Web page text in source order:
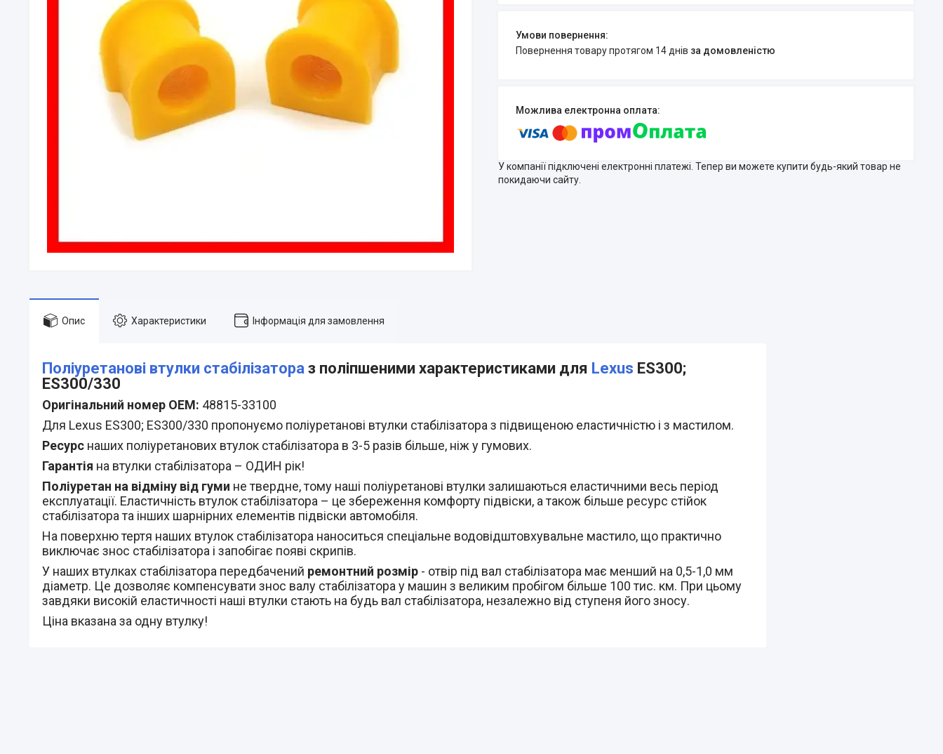
повернення товару протягом 14 днів за домовленістю
У компанії підключені електронні платежі. Тепер ви можете купити будь-який товар не
покидаючи сайту.
Опис Характеристики Інформація для замовлення
Поліуретанові втулки стабілізатора з поліпшеними характеристиками для Lexus ES300;
ES300/330
Оригінальний номер OEM: 48815-33100
Для Lexus ES300; ES300/330 пропонуємо поліуретанові втулки стабілізатора з підвищеною еластичністю і з мастилом.
Ресурс наших поліуретанових втулок стабілізатора в 3-5 разів більше, ніж у гумових.
Гарантія на втулки стабілізатора – ОДИН рік!
Поліуретан на відміну від гуми не твердне, тому наші поліуретанові втулки залишаються еластичними весь період
експлуатації. Еластичність втулок стабілізатора – це збереження комфорту підвіски, а також більше ресурс стійок
стабілізатора та інших шарнірних елементів підвіски автомобіля.
На поверхню тертя наших втулок стабілізатора наноситься спеціальне водовідштовхувальне мастило, що практично
виключає знос стабілізатора і запобігає появі скрипів.
У наших втулках стабілізатора передбачений ремонтний розмір - отвір під вал стабілізатора має менший на 0,5-1,0 мм
діаметр. Це дозволяє компенсувати знос валу стабілізатора у машин з великим пробігом більше 100 тис. км. При цьому
завдяки високій еластичності наші втулки стають на будь вал стабілізатора, незалежно від ступеня його зносу.
Ціна вказана за одну втулку!